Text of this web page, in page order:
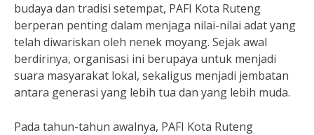
budaya dan tradisi setempat, PAFI Kota Ruteng
berperan penting dalam menjaga nilai-nilai adat yang
telah diwariskan oleh nenek moyang. Sejak awal
berdirinya, organisasi ini berupaya untuk menjadi
suara masyarakat lokal, sekaligus menjadi jembatan
antara generasi yang lebih tua dan yang lebih muda.
Pada tahun-tahun awalnya, PAFI Kota Ruteng